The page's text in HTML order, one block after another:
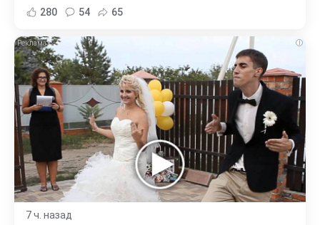
280 54 65
i
7 ч. назад